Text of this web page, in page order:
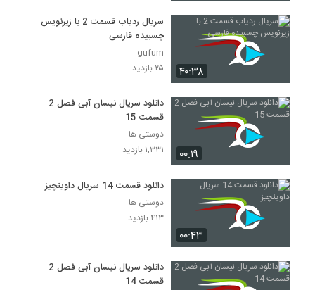
۴۰:۳۸
سریال ردیاب قسمت 2 با زیرنویس
چسبیده فارسی
gufum
۲۵ بازدید
۰۰:۱۹
دانلود سریال نیسان آبی فصل 2
قسمت 15
دوستی ها
۱,۳۳۱ بازدید
۰۰:۴۳
دانلود قسمت 14 سریال داوینچیز
دوستی ها
۴۱۳ بازدید
دانلود سریال نیسان آبی فصل 2
قسمت 14